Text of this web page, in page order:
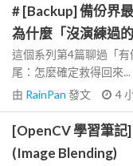
# [Backup] 備份界
為什麼「沒演練過
這個系列第4篇聊過「
尾：怎麼確定救得回來...
由 RainPan 發文 4
[OpenCV 學習筆記
(Image Blending)